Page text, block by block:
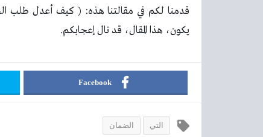
قدمنا لكم في مقالتنا هذه: ( كيف أعدل طلب
يكون، هذا المقال، قد نال إعجابكم.
Facebook
التي الضمان